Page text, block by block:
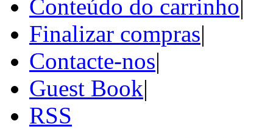
Conteúdo do carrinho|
Finalizar compras|
Contacte-nos|
Guest Book|
RSS